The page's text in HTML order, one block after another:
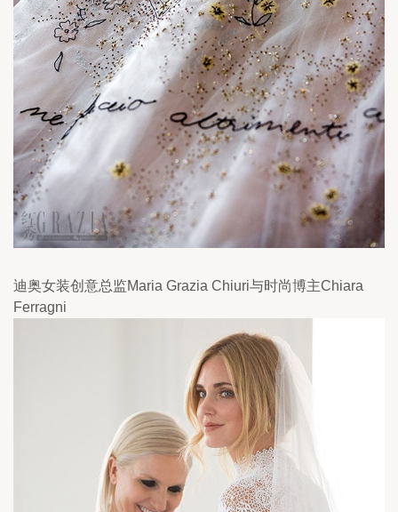
迪奥女装创意总监Maria Grazia Chiuri与时尚博主Chiara
Ferragni